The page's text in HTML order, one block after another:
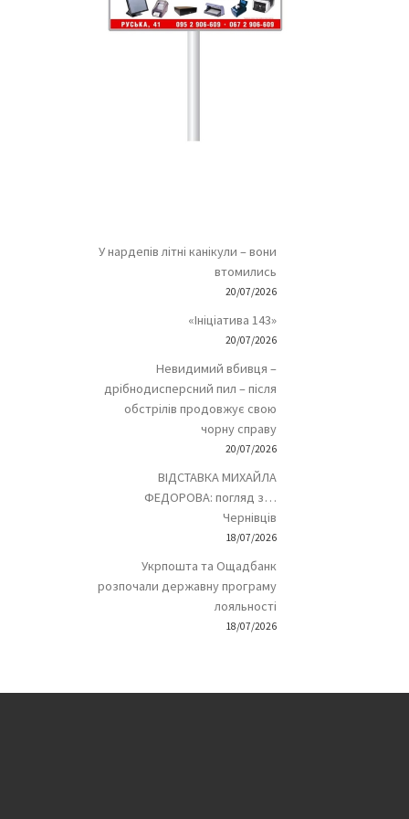
У нардепів літні канікули – вони
втомились
20/07/2026
«Ініціатива 143»
20/07/2026
Невидимий вбивця –
дрібнодисперсний пил – після
обстрілів продовжує свою
чорну справу
20/07/2026
ВІДСТАВКА МИХАЙЛА
ФЕДОРОВА: погляд з…
Чернівців
18/07/2026
Укрпошта та Ощадбанк
розпочали державну програму
лояльності
18/07/2026